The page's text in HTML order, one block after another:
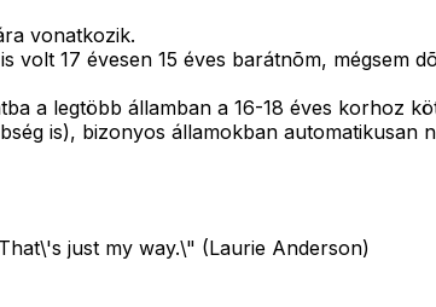
vonatkozik.
17 évesen 15 éves barátnõm, mégsem
a legtöbb államban a 16-18 éves korhoz
is), bizonyos államokban automatikusan
just my way.\" (Laurie Anderson)